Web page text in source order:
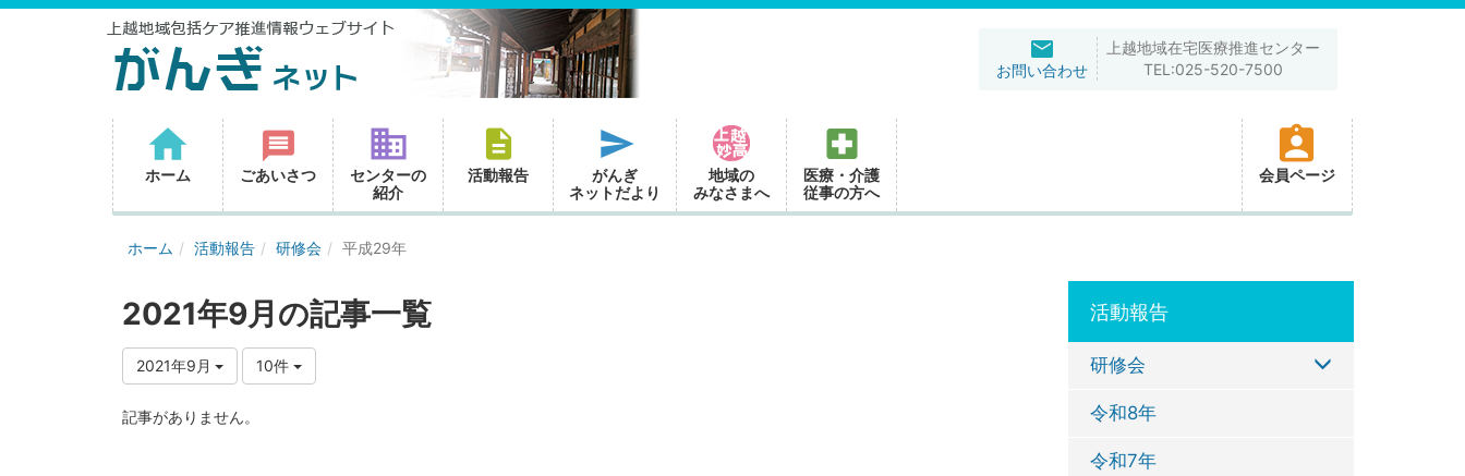
上越地域在宅医療推進センター
TEL:025-520-7500
お問い合わせ
ホーム ごあいさつ
センターの
紹介
活動報告
がんぎ
ネットだより
地域の
みなさまへ
医療・介護
従事の方へ
会員ページ
ホーム 活動報告 研修会 平成29年
2021年9月の記事一覧
2021年9月 10件
記事がありません。
活動報告
研修会
令和8年
令和7年